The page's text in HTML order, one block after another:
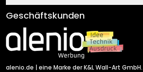
Klebe- und Montageanleitungen
Newsletter An-/Abmeldung
Sendungsverfolgung
AGB
Impressum
Versand & Zahlung
Rücksendung
Geschäftskunden
alenio.de | eine Marke der K&L Wall-Art GmbH.